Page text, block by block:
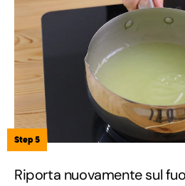
Step 5
Riporta nuovamente sul